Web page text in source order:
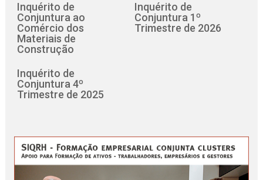
Inquérito de
Conjuntura ao
Comércio dos
Materiais de
Construção
Inquérito de
Conjuntura 1º
Trimestre de 2026
Inquérito de
Conjuntura 4º
Trimestre de 2025